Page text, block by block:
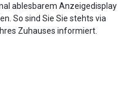
ablesbarem Anzeigedisplay
So sind Sie Sie stehts via
Zuhauses informiert.